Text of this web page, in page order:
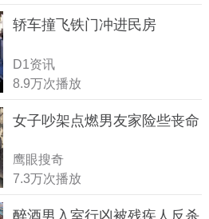
轿车撞飞铁门冲进民房
D1资讯
8.9万次播放
女子吵架点燃男友家险些丧命
鹰眼搜奇
7.3万次播放